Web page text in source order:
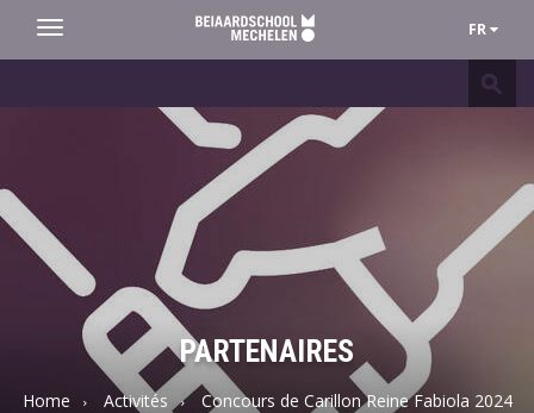
FR
Toggle
navigation
Beiaardschool
PARTENAIRES
Home Activités
Concours de Carillon Reine Fabiola 2024